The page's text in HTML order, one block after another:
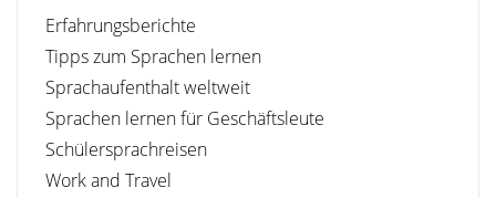
Erfahrungsberichte
Tipps zum Sprachen lernen
Sprachaufenthalt weltweit
Sprachen lernen für Geschäftsleute
Schülersprachreisen
Work and Travel